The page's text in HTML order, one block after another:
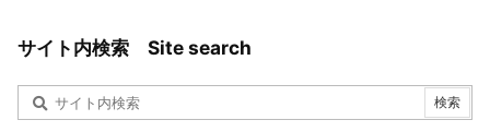
サイト内検索 Site search